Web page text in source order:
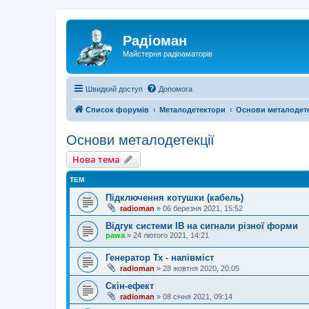
Радіоман
Майстерня радіоаматорів
Швидкий доступ Допомога
Список форумів Металодетектори Основи
Основи металодетекції
Нова тема
ТЕМ
Підключення котушки (кабель)
radioman » 06 березня 2021, 15:52
Відгук системи IB на сигнали різної форми
pawa » 24 лютого 2021, 14:21
Генератор Тх - напівміст
radioman » 28 жовтня 2020, 20:05
Скін-ефект
radioman » 08 січня 2021, 09:14